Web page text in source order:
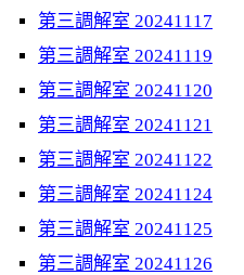
第三調解室 20241117
第三調解室 20241119
第三調解室 20241120
第三調解室 20241121
第三調解室 20241122
第三調解室 20241124
第三調解室 20241125
第三調解室 20241126